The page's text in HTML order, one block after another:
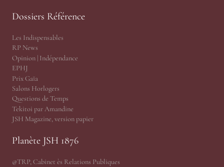
Dossiers Référence
Les Indispensables
RP News
Opinion | Indépendance
EPHJ
Prix Gaïa
Salons Horlogers
Questions de Temps
Tekitoi par Amandine
JSH Magazine, version papier
Planète JSH 1876
@TRP, Cabinet ès Relations Publiques